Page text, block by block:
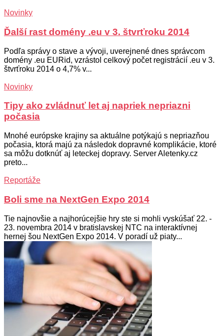
Novinky
Ďalší rast domény .eu v 3. štvrťroku 2014
Podľa správy o stave a vývoji, uverejnené dnes správcom
domény .eu EURid, vzrástol celkový počet registrácií .eu v 3.
štvrťroku 2014 o 4,7% v...
Novinky
Tipy ako zvládnuť let aj napriek nepriazni
počasia
Mnohé európske krajiny sa aktuálne potýkajú s nepriazňou
počasia, ktorá majú za následok dopravné komplikácie, ktoré
sa môžu dotknúť aj leteckej dopravy. Server Aletenky.cz
preto...
Reportáže
Boli sme na NextGen Expo 2014
Tie najnovšie a najhorúcejšie hry ste si mohli vyskúšať 22. -
23. novembra 2014 v bratislavskej NTC na interaktívnej
hernej šou NextGen Expo 2014. V poradí už piaty...